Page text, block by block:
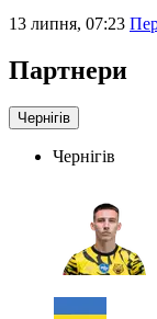
13 липня, 07:23
Партнери
Чернігів
Чернігів